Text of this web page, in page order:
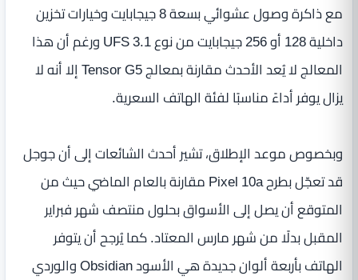
مع ذاكرة وصول عشوائي بسعة 8 جيجابايت وخيارات تخزين
داخلية 128 أو 256 جيجابايت من نوع UFS 3.1 ورغم أن هذا
المعالج لا يُعد الأحدث مقارنة بمعالج Tensor G5 إلا أنه لا
يزال يوفر أداءً مناسبًا لفئة الهاتف السعرية.
وبخصوص موعد الإطلاق، تشير أحدث الشائعات إلى أن جوجل
قد تعجّل بطرح Pixel 10a مقارنة بالعام الماضي حيث من
المتوقع أن يصل إلى الأسواق بحلول منتصف شهر فبراير
المقبل بدلًا من شهر مارس المعتاد. كما يُرجح أن يتوفر
الهاتف بأربعة ألوان جديدة هي الأسود Obsidian والوردي